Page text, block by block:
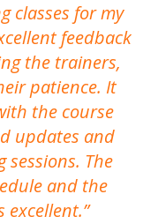
classes for my
feedback
the trainers,
patience. It
the course
updates and
The
and the
excellent.